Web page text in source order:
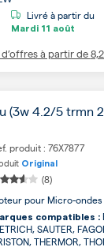
Livré à partir du
Mardi 11 août
d’offres à partir de
(3w 4.2/5 trmn
produit : 76X7877
Original
(8)
pour Micro-ondes
compatibles :
SAUTER,
THERMOR,